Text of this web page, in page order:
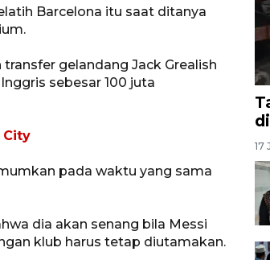
Barcelona itu saat ditanya
gelandang Jack Grealish
sebesar 100 juta
City
pada waktu yang sama
dia akan senang bila Messi
klub harus tetap diutamakan.
17